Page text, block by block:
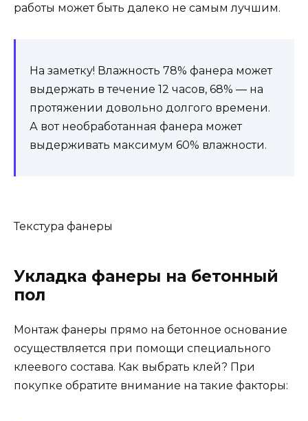
работы может быть далеко не самым лучшим.
На заметку! Влажность 78% фанера может
выдержать в течение 12 часов, 68% — на
протяжении довольно долгого времени.
А вот необработанная фанера может
выдерживать максимум 60% влажности.
Текстура фанеры
Укладка фанеры на бетонный
пол
Монтаж фанеры прямо на бетонное основание
осуществляется при помощи специального
клеевого состава. Как выбрать клей? При
покупке обратите внимание на такие факторы: